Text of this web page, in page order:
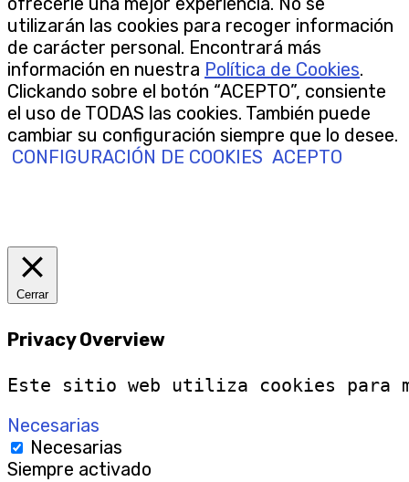
utilizarán las cookies para recoger información
de carácter personal. Encontrará más
información en nuestra Política de Cookies.
Clickando sobre el botón “ACEPTO”, consiente
el uso de TODAS las cookies. También puede
cambiar su configuración siempre que lo desee.
CONFIGURACIÓN DE COOKIES ACEPTO
Cerrar
Privacy Overview
Este sitio web utiliza cookies para
Necesarias
Necesarias
Siempre activado